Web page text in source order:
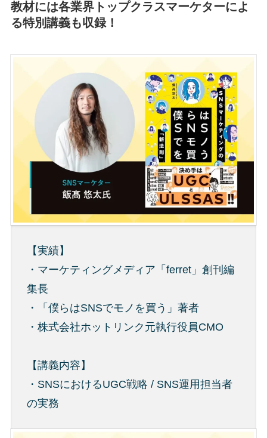
教材には各業界トップクラスマーケターによ
る特別講義も収録！
【実績】
・マーケティングメディア「ferret」創刊編
集長
・
「僕らはSNSでモノを買う」 著者
・株式会社ホットリンク元執行役員CMO
【講義内容】
・SNSにおけるUGC戦略 / SNS運用担当者
の実務